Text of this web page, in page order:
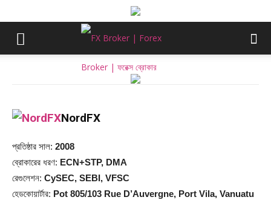
NordFX
প্রতিষ্ঠার সাল: 2008
ব্রোকারের ধরণ: ECN+STP, DMA
রেগুলেশন: CySEC, SEBI, VFSC
হেডকোয়ার্টার: Pot 805/103 Rue D’Auvergne, Port Vila, Vanuatu